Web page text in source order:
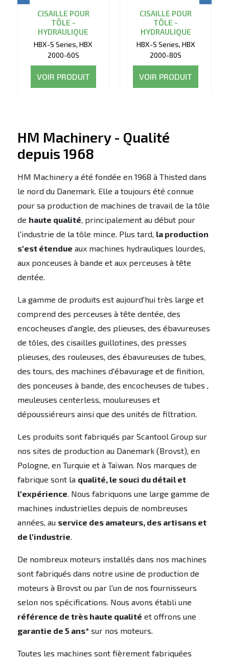
CISAILLE POUR
TÔLE -
HYDRAULIQUE
HBX-S Series, HBX
2000-60S
VOIR PRODUIT
CISAILLE POUR
TÔLE -
HYDRAULIQUE
HBX-S Series, HBX
2000-80S
VOIR PRODUIT
HM Machinery - Qualité
depuis 1968
HM Machinery a été fondée en 1968 à Thisted dans
le nord du Danemark. Elle a toujours été connue
pour sa production de machines de travail de la tôle
de haute qualité, principalement au début pour
l'industrie de la tôle mince. Plus tard, la production
s'est étendue aux machines hydrauliques lourdes,
aux ponceuses à bande et aux perceuses à tête
dentée.
La gamme de produits est aujourd'hui très large et
comprend des perceuses à tête dentée, des
encocheuses d'angle, des plieuses, des ébavureuses
de tôles, des cisailles guillotines, des presses
plieuses, des rouleuses, des ébavureuses de tubes,
des tours, des machines d'ébavurage et de finition,
des ponceuses à bande, des encocheuses de tubes ,
meuleuses centerless, moulureuses et
dépoussiéreurs ainsi que des unités de filtration.
Les produits sont fabriqués par Scantool Group sur
nos sites de production au Danemark (Brovst), en
Pologne, en Turquie et à Taïwan. Nos marques de
fabrique sont la qualité, le souci du détail et
l'expérience. Nous fabriquons une large gamme de
machines industrielles depuis de nombreuses
années, au service des amateurs, des artisans et
de l'industrie.
De nombreux moteurs installés dans nos machines
sont fabriqués dans notre usine de production de
moteurs à Brovst ou par l'un de nos fournisseurs
selon nos spécifications. Nous avons établi une
référence de très haute qualité et offrons une
garantie de 5 ans*sur nos moteurs.
Toutes les machines sont fièrement fabriquées